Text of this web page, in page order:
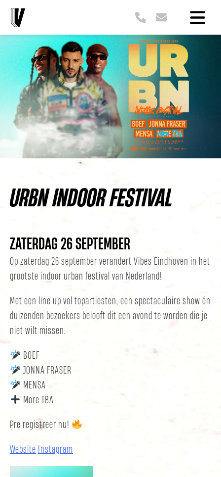
URBN INDOOR FESTIVAL
ZATERDAG 26 SEPTEMBER
Op zaterdag 26 september verandert Vibes Eindhoven in hét
grootste indoor urban festival van Nederland!
Met een line up vol topartiesten, een spectaculaire show én
duizenden bezoekers belooft dit een avond te worden die je
niet wilt missen.
BOEF
JONNA FRASER
MENSA
More TBA
Pre registreer nu!
Website Instagram